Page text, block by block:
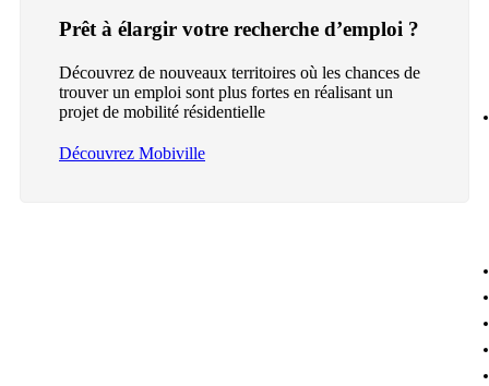
Prêt à élargir votre recherche d’emploi ?
Découvrez de nouveaux territoires où les chances de
trouver un emploi sont plus fortes en réalisant un
projet de mobilité résidentielle
Découvrez Mobiville